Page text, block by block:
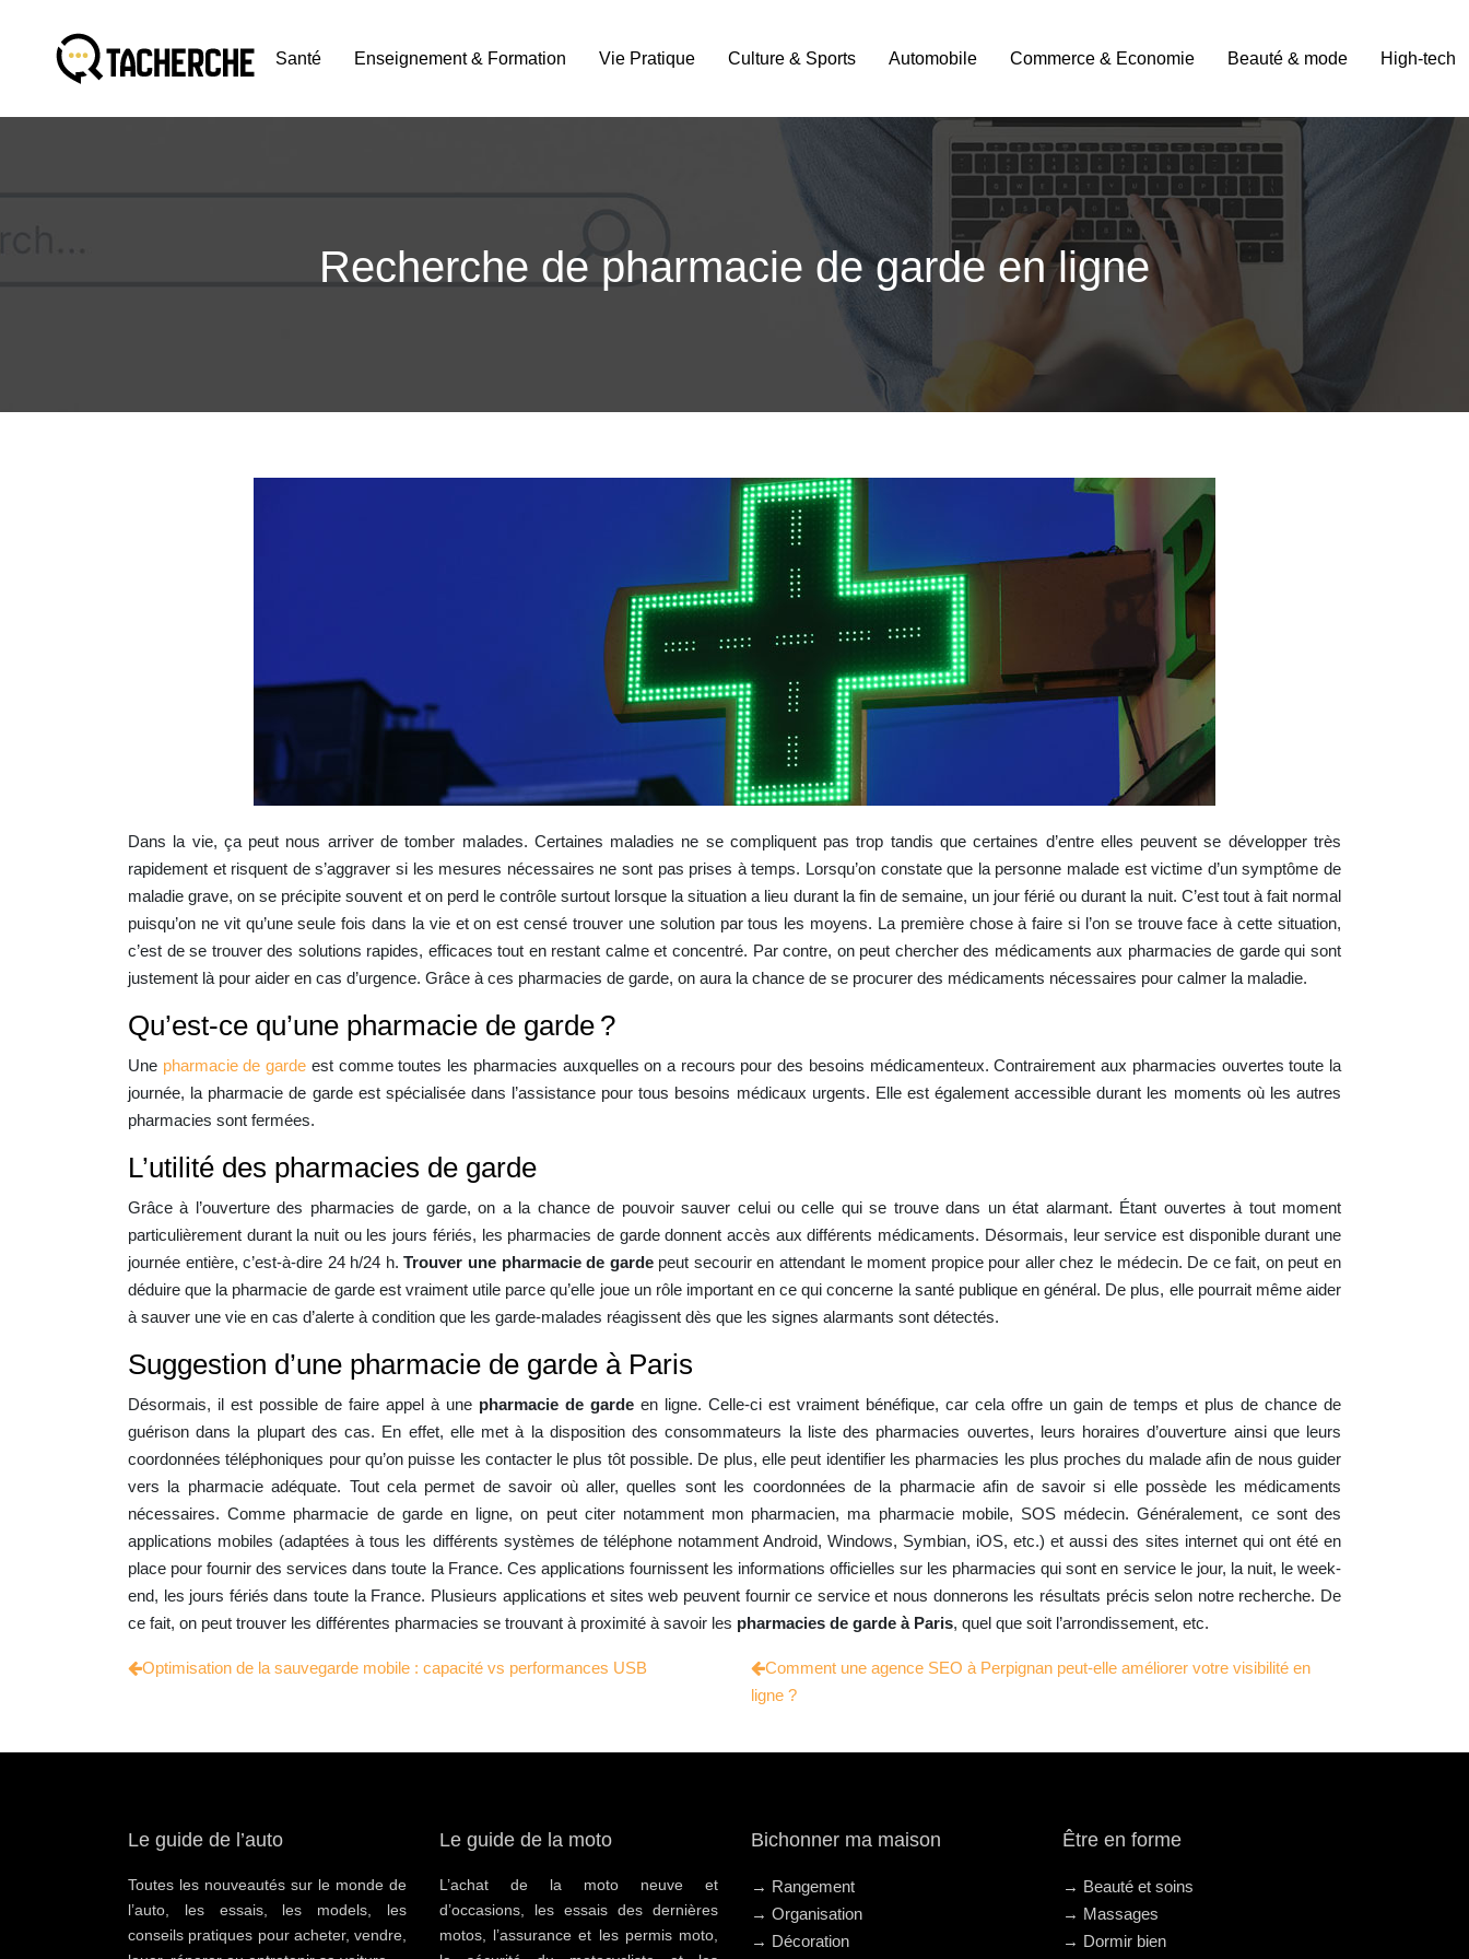
Santé Enseignement & Formation Vie Pratique Culture & Sports Automobile Commerce & Economie Beauté & mode High-tech
Recherche de pharmacie de garde en ligne
Dans la vie, ça peut nous arriver de tomber malades. Certaines maladies ne se compliquent pas trop tandis que certaines d’entre elles peuvent se développer très
rapidement et risquent de s’aggraver si les mesures nécessaires ne sont pas prises à temps. Lorsqu’on constate que la personne malade est victime d’un symptôme de
maladie grave, on se précipite souvent et on perd le contrôle surtout lorsque la situation a lieu durant la fin de semaine, un jour férié ou durant la nuit. C’est tout à fait normal
puisqu’on ne vit qu’une seule fois dans la vie et on est censé trouver une solution par tous les moyens. La première chose à faire si l’on se trouve face à cette situation,
c’est de se trouver des solutions rapides, efficaces tout en restant calme et concentré. Par contre, on peut chercher des médicaments aux pharmacies de garde qui sont
justement là pour aider en cas d’urgence. Grâce à ces pharmacies de garde, on aura la chance de se procurer des médicaments nécessaires pour calmer la maladie.
Qu’est-ce qu’une pharmacie de garde ?
Une pharmacie de garde est comme toutes les pharmacies auxquelles on a recours pour des besoins médicamenteux. Contrairement aux pharmacies ouvertes toute la
journée, la pharmacie de garde est spécialisée dans l’assistance pour tous besoins médicaux urgents. Elle est également accessible durant les moments où les autres
pharmacies sont fermées.
L’utilité des pharmacies de garde
Grâce à l’ouverture des pharmacies de garde, on a la chance de pouvoir sauver celui ou celle qui se trouve dans un état alarmant. Étant ouvertes à tout moment
particulièrement durant la nuit ou les jours fériés, les pharmacies de garde donnent accès aux différents médicaments. Désormais, leur service est disponible durant une
journée entière, c’est-à-dire 24 h/24 h.Trouver une pharmacie de gardepeut secourir en attendant le moment propice pour aller chez le médecin. De ce fait, on peut en
déduire que la pharmacie de garde est vraiment utile parce qu’elle joue un rôle important en ce qui concerne la santé publique en général. De plus, elle pourrait même aider
à sauver une vie en cas d’alerte à condition que les garde-malades réagissent dès que les signes alarmants sont détectés.
Suggestion d’une pharmacie de garde à Paris
Désormais, il est possible de faire appel à une pharmacie de garde en ligne. Celle-ci est vraiment bénéfique, car cela offre un gain de temps et plus de chance de
guérison dans la plupart des cas. En effet, elle met à la disposition des consommateurs la liste des pharmacies ouvertes, leurs horaires d’ouverture ainsi que leurs
coordonnées téléphoniques pour qu’on puisse les contacter le plus tôt possible. De plus, elle peut identifier les pharmacies les plus proches du malade afin de nous guider
vers la pharmacie adéquate. Tout cela permet de savoir où aller, quelles sont les coordonnées de la pharmacie afin de savoir si elle possède les médicaments
nécessaires. Comme pharmacie de garde en ligne, on peut citer notamment mon pharmacien, ma pharmacie mobile, SOS médecin. Généralement, ce sont des
applications mobiles (adaptées à tous les différents systèmes de téléphone notamment Android, Windows, Symbian, iOS, etc.) et aussi des sites internet qui ont été en
place pour fournir des services dans toute la France. Ces applications fournissent les informations officielles sur les pharmacies qui sont en service le jour, la nuit, le week-
end, les jours fériés dans toute la France. Plusieurs applications et sites web peuvent fournir ce service et nous donnerons les résultats précis selon notre recherche. De
ce fait, on peut trouver les différentes pharmacies se trouvant à proximité à savoir les pharmacies de garde à Paris, quel que soit l’arrondissement, etc.
Optimisation de la sauvegarde mobile : capacité vs performances USB
Comment une agence SEO à Perpignan peut-elle améliorer votre visibilité en
ligne ?
Le guide de l’auto
Toutes les nouveautés sur le monde de
l’auto, les essais, les models, les
conseils pratiques pour acheter, vendre,
Le guide de la moto
L’achat de la moto neuve et
d’occasions, les essais des dernières
motos, l’assurance et les permis moto,
Bichonner ma maison
→ Rangement
→ Organisation
→ Décoration
Être en forme
→ Beauté et soins
→ Massages
→ Dormir bien